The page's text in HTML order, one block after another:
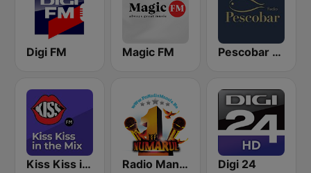
Digi FM Magic FM Pescobar Radio
Kiss Kiss in the Mix Radio Radio Manele Digi 24